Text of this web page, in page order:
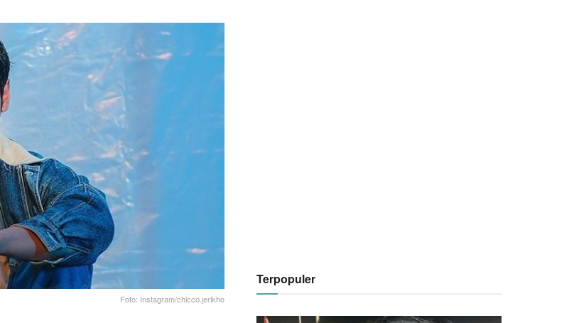
Foto: Instagram/chicco.jerikho
Terpopuler